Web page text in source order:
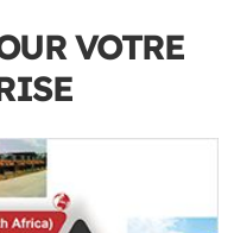
VOTRE